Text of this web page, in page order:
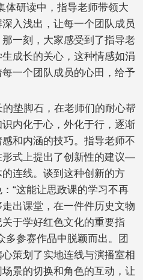
体研读中，指导老师带领大
入浅出，让每一个团队成员
一刻，大家感受到了指导老
成长的关心，这种情感如涓
一个团队成员的心田，给予
垫脚石，在老师们的耐心帮
内化于心，外化于行，逐渐
和内涵的技巧。指导老师不
式上提出了创新性的建议—
连线。谈到这种创新的方
“这能让思政课的学习不再
出课堂，在一件件历史文物
于学好红色文化的重要指
多参赛作品中脱颖而出。团
策划了实地连线与演播室相
景的切换和角色的互动，让